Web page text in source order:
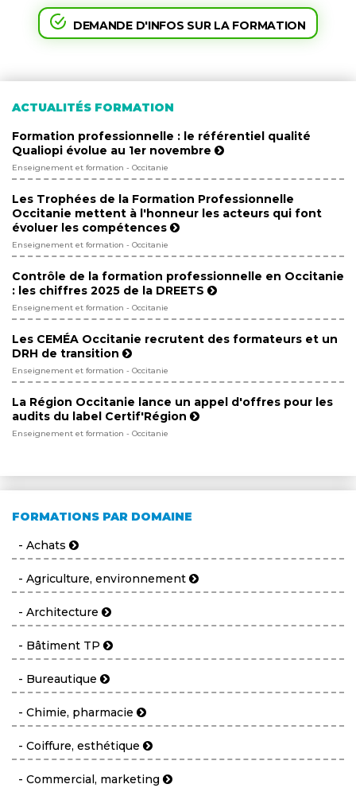
DEMANDE D'INFOS SUR LA FORMATION
ACTUALITÉS FORMATION
Formation professionnelle : le référentiel qualité
Qualiopi évolue au 1er novembre
Enseignement et formation - Occitanie
Les Trophées de la Formation Professionnelle
Occitanie mettent à l'honneur les acteurs qui font
évoluer les compétences
Enseignement et formation - Occitanie
Contrôle de la formation professionnelle en Occitanie
: les chiffres 2025 de la DREETS
Enseignement et formation - Occitanie
Les CEMÉA Occitanie recrutent des formateurs et un
DRH de transition
Enseignement et formation - Occitanie
La Région Occitanie lance un appel d'offres pour les
audits du label Certif'Région
Enseignement et formation - Occitanie
FORMATIONS PAR DOMAINE
- Achats
- Agriculture, environnement
- Architecture
- Bâtiment TP
- Bureautique
- Chimie, pharmacie
- Coiffure, esthétique
- Commercial, marketing